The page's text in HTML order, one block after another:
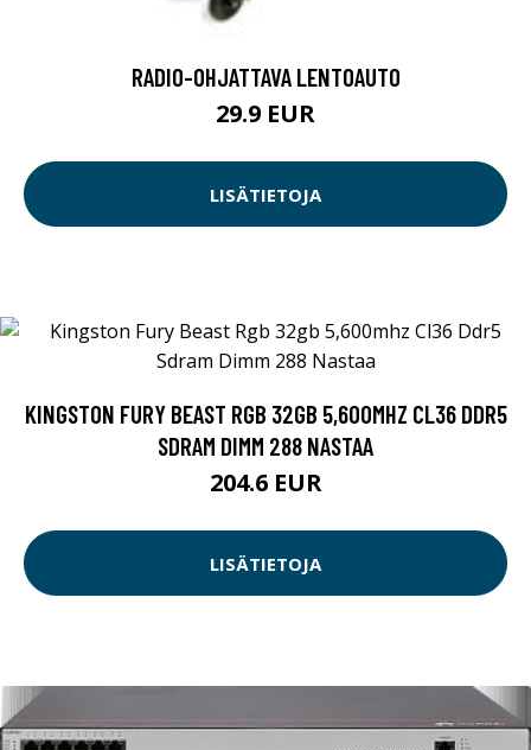
RADIO-OHJATTAVA LENTOAUTO
29.9 EUR
LISÄTIETOJA
KINGSTON FURY BEAST RGB 32GB 5,600MHZ CL36 DDR5
SDRAM DIMM 288 NASTAA
204.6 EUR
LISÄTIETOJA